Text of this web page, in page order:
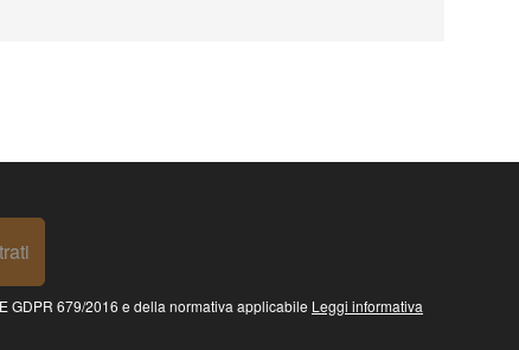
GDPR 679/2016 e della normativa applicabile Leggi informativa